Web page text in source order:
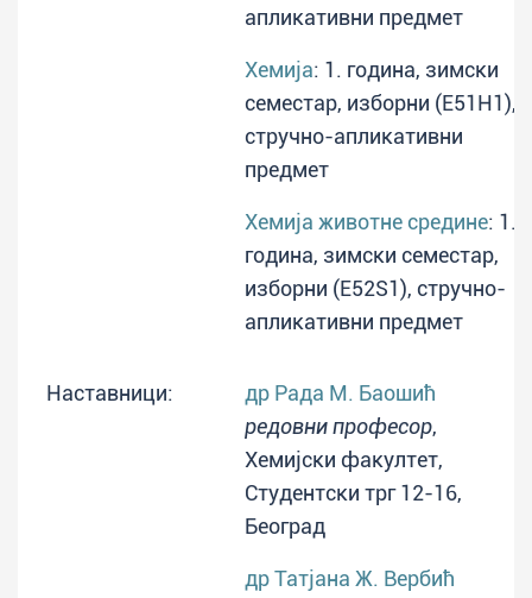
апликативни предмет
Хемија: 1. година, зимски
семестар, изборни (E51H1),
стручно-апликативни
предмет
Хемија животне средине: 1.
година, зимски семестар,
изборни (E52S1), стручно-
апликативни предмет
Наставници:
др Рада М. Баошић
редовни професор,
Хемијски факултет,
Студентски трг 12-16,
Београд
др Татјана Ж. Вербић